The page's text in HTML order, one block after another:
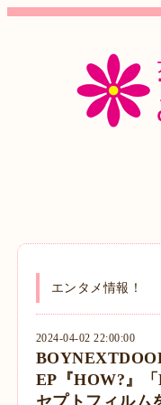
エンタメ情報！
2024-04-02 22:00:00
EP『HOW?』